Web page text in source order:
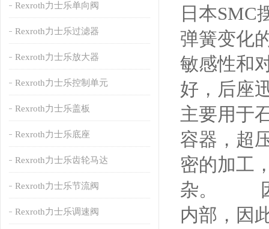
Rexroth力士乐单向阀
Rexroth力士乐过滤器
Rexroth力士乐放大器
Rexroth力士乐控制单元
Rexroth力士乐盖板
Rexroth力士乐底座
Rexroth力士乐齿轮马达
Rexroth力士乐节流阀
Rexroth力士乐调速阀
日本SMC
弹簧变化
敏感性和
好，后座
主要用于
容器，超
密的加工
杂。 因
内部，因